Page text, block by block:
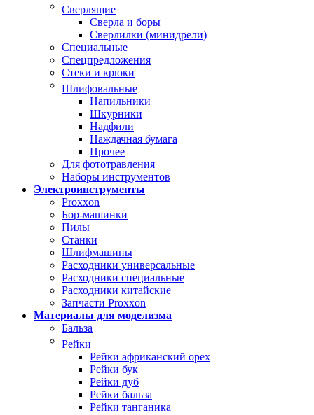
Сверлящие
Сверла и боры
Сверлилки (минидрели)
Специальные
Спецпредложения
Стеки и крюки
Шлифовальные
Напильники
Шкурники
Надфили
Наждачная бумага
Прочее
Для фототравления
Наборы инструментов
Электроинструменты
Proxxon
Бор-машинки
Пилы
Станки
Шлифмашины
Расходники универсальные
Расходники специальные
Расходники китайские
Запчасти Proxxon
Материалы для моделизма
Бальза
Рейки
Рейки африканский орех
Рейки бук
Рейки дуб
Рейки бальза
Рейки танганика